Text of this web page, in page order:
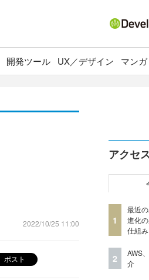
開発ツール UX／デザイン マンガ
2022/10/25 11:00
ポスト
アクセ
1
最近
進化
仕組
2
AWS
介